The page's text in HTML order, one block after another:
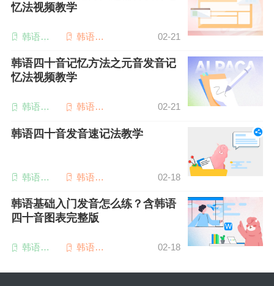
忆法视频教学
韩语四
韩语四
02-21
韩语四十音记忆方法之元音发音记
忆法视频教学
韩语四
韩语四
02-21
韩语四十音发音速记法教学
韩语四
韩语四
02-18
韩语基础入门发音怎么练？含韩语
四十音图表完整版
韩语四
韩语四
02-18